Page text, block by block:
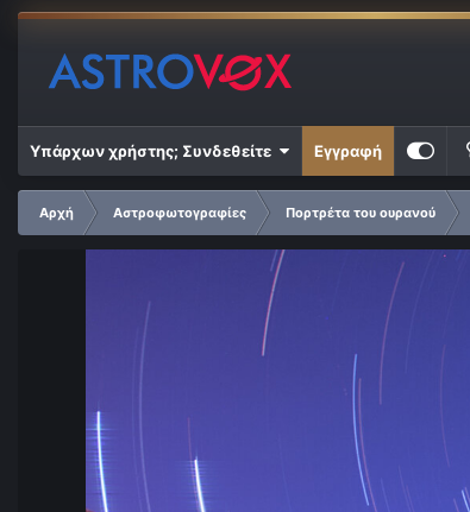
Υπάρχων χρήστης; Συνδεθείτε Εγγραφή
Αρχή Αστροφωτογραφίες Πορτρέτα του ουρανού